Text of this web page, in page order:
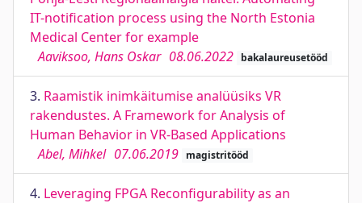
IT-notification process using the North Estonia
Medical Center for example
Aaviksoo, Hans Oskar 08.06.2022 bakalaureusetööd
3. Raamistik inimkäitumise analüüsiks VR
rakendustes. A Framework for Analysis of
Human Behavior in VR-Based Applications
Abel, Mihkel 07.06.2019 magistritööd
4. Leveraging FPGA Reconfigurability as an